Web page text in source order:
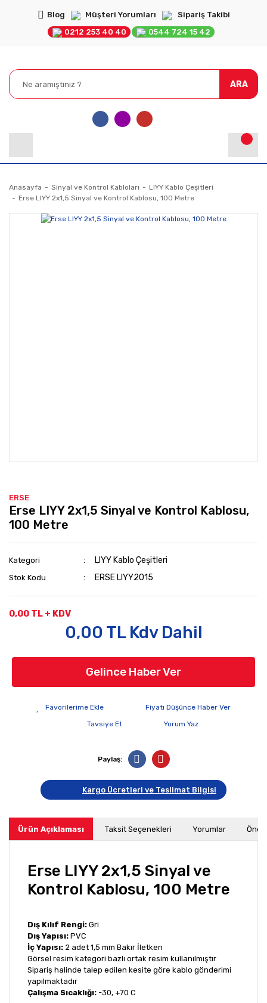
Blog Müşteri Yorumları
Sipariş Takibi
0212 253 40 40
0544 724 15 42
ARA
Anasayfa Sinyal ve Kontrol Kabloları
LIYY Kablo Çeşitleri
Erse LIYY 2x1,5 Sinyal ve Kontrol Kablosu, 100 Metre
ERSE
Erse LIYY 2x1,5 Sinyal ve Kontrol Kablosu,
100 Metre
Kategori LIYY Kablo Çeşitleri
Stok Kodu ERSE LIYY2015
0,00 TL + KDV
0,00 TL Kdv Dahil
Gelince Haber Ver
Fiyatı Düşünce Haber Ver
Tavsiye Et
Yorum Yaz
Paylaş:
Kargo Ücretleri ve Teslimat Bilgisi
Ürün Açıklaması Taksit Seçenekleri Yorumlar
Erse LIYY 2x1,5 Sinyal ve
Kontrol Kablosu, 100 Metre
Dış Kılıf Rengi: Gri
Dış Yapısı: PVC
İç Yapısı: 2 adet 1,5 mm Bakır İletken
Görsel resim kategori bazlı ortak resim kullanılmıştır
Sipariş halinde talep edilen kesite göre kablo gönderimi
yapılmaktadır
Çalışma Sıcaklığı: -30, +70 C